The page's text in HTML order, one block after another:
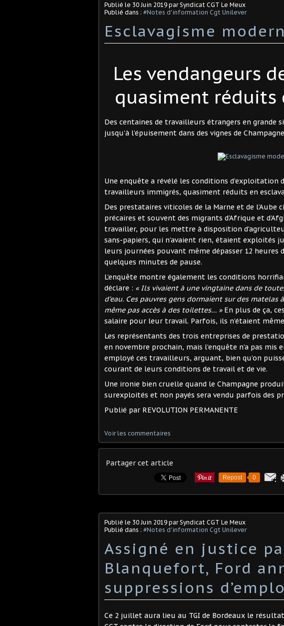
Publié le 30 Juin 2019 par Syndicat CGT Le Meux
Publié dans : #Notes d'information Cgt Unilever
Esclavagisme
Les vendangeurs
quasiment réduits
Des centaines de travailleurs étrangers en
jusqu’à l’épuisement dans des vignes de
Une enquête a révélé les conditions d’exploitation
travailleurs immigrés, quasiment réduits en
Des prestataires viticoles de la Marne et de l’Aube
précaires et souvent des migrants d’Afrique et
travailler, pour les mettre à disposition
sans-papiers, qui n’avaient rien, étaient exploités
leurs journées pouvant même dépasser 12 heures
quelques minutes de pause.
L’enquête montre également les conditions
déclare : « Ils vivaient à une vingtaine dans de
d’eau. Ces pauvres gens dormaient sur des matelas
même pas accès à des toilettes… »En plus de ça,
salaire pour leur travail. Parfois, ils n’étaient
Les représentants des trois entreprises de
en novembre prochain, mais l’enquête n’a pas
employé ces travailleurs, arguant, bien qu’on
courant de leurs conditions de travail et de vie.
Une ironie bien cruelle quand le Champagne
surexploités et non payés sera vendu parfois des
Publié par REVOLUTION PERMANENTE
Voir les commentaires
Partager cet article
Repost 0
Publié le 30 Juin 2019 par Syndicat CGT Le Meux
Publié dans : #Notes d'information Cgt Unilever
Assigné en justice
Blanquefort, Ford
suppressions
Ce 2 juillet aura lieu au TGI de Bordeaux le